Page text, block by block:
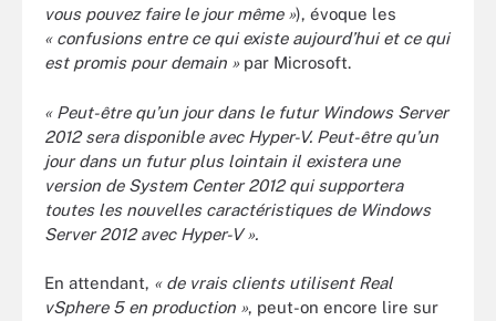
vous pouvez faire le jour même »), évoque les
« confusions entre ce qui existe aujourd’hui et ce qui
est promis pour demain » par Microsoft.
« Peut-être qu’un jour dans le futur Windows Server
2012 sera disponible avec Hyper-V. Peut-être qu’un
jour dans un futur plus lointain il existera une
version de System Center 2012 qui supportera
toutes les nouvelles caractéristiques de Windows
Server 2012 avec Hyper-V ».
En attendant, « de vrais clients utilisent Real
vSphere 5 en production », peut-on encore lire sur